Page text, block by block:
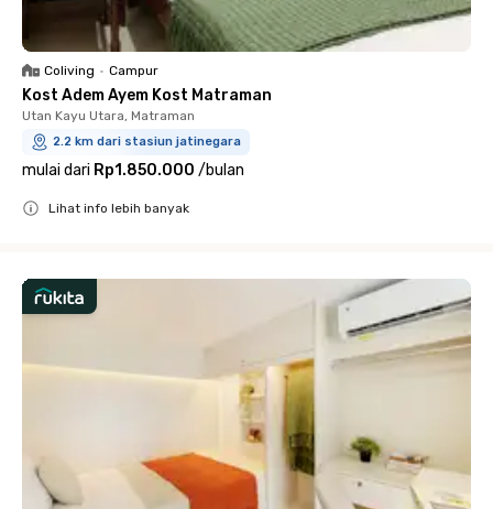
Coliving • Campur
Kost Adem Ayem Kost Matraman
Utan Kayu Utara, Matraman
2.2 km dari stasiun jatinegara
mulai dari Rp1.850.000 /bulan
Lihat info lebih banyak